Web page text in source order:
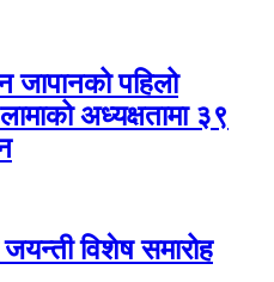
जापानको पहिलो
अध्यक्षतामा ३९
विशेष समारोह